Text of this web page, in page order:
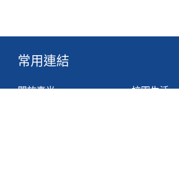
常用連結
關於真光
校園生活